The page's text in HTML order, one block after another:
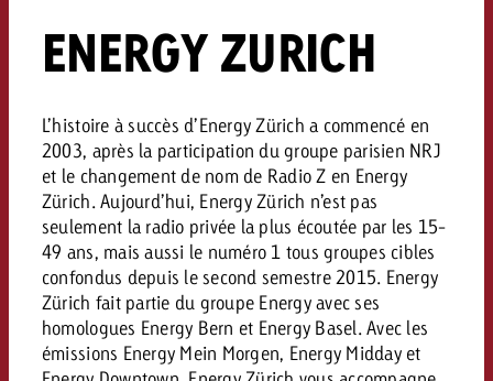
ENERGY ZURICH
L’histoire à succès d’Energy Zürich a commencé en
2003, après la participation du groupe parisien NRJ
et le changement de nom de Radio Z en Energy
Zürich. Aujourd’hui, Energy Zürich n’est pas
seulement la radio privée la plus écoutée par les 15-
49 ans, mais aussi le numéro 1 tous groupes cibles
confondus depuis le second semestre 2015. Energy
Zürich fait partie du groupe Energy avec ses
homologues Energy Bern et Energy Basel. Avec les
émissions Energy Mein Morgen, Energy Midday et